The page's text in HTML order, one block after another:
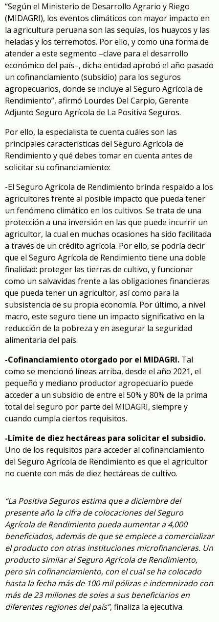
“Según el Ministerio de Desarrollo Agrario y Riego
(MIDAGRI), los eventos climáticos con mayor impacto en
la agricultura peruana son las sequías, los huaycos y las
heladas y los terremotos. Por ello, y como una forma de
atender a este segmento –clave para el desarrollo
económico del país–, dicha entidad aprobó el año pasado
un cofinanciamiento (subsidio) para los seguros
agropecuarios, donde se incluye al Seguro Agrícola de
Rendimiento”, afirmó Lourdes Del Carpio, Gerente
Adjunto Seguro Agrícola de La Positiva Seguros.
Por ello, la especialista te cuenta cuáles son las
principales características del Seguro Agrícola de
Rendimiento y qué debes tomar en cuenta antes de
solicitar su cofinanciamiento:
-El Seguro Agrícola de Rendimiento brinda respaldo a los
agricultores frente al posible impacto que pueda tener
un fenómeno climático en los cultivos. Se trata de una
protección a una inversión en las que puede incurrir un
agricultor, la cual en muchas ocasiones ha sido facilitada
a través de un crédito agrícola. Por ello, se podría decir
que el Seguro Agrícola de Rendimiento tiene una doble
finalidad: proteger las tierras de cultivo, y funcionar
como un salvavidas frente a las obligaciones financieras
que pueda tener un agricultor, así como para la
subsistencia de su propia economía. Por último, a nivel
macro, este seguro tiene un impacto significativo en la
reducción de la pobreza y en asegurar la seguridad
alimentaria del país.
-Cofinanciamiento otorgado por el MIDAGRI. Tal
como se mencionó líneas arriba, desde el año 2021, el
pequeño y mediano productor agropecuario puede
acceder a un subsidio de entre el 50% y 80% de la prima
total del seguro por parte del MIDAGRI, siempre y
cuando cumpla ciertos requisitos.
-Límite de diez hectáreas para solicitar el subsidio.
Uno de los requisitos para acceder al cofinanciamiento
del Seguro Agrícola de Rendimiento es que el agricultor
no cuente con más de diez hectáreas de cultivo.
“La Positiva Seguros estima que a diciembre del
presente año la cifra de colocaciones del Seguro
Agrícola de Rendimiento pueda aumentar a 4,000
beneficiados, además de que se empiece a comercializar
el producto con otras instituciones microfinancieras. Un
producto similar al Seguro Agrícola de Rendimiento,
pero sin cofinanciamiento, con el cual se ha colocado
hasta la fecha más de 100 mil pólizas e indemnizado con
más de 23 millones de soles a sus beneficiarios en
diferentes regiones del país”, finaliza la ejecutiva.